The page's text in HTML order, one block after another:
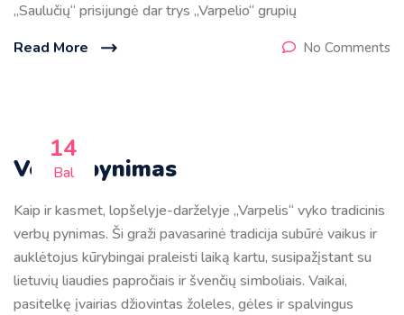
„Saulučių“ prisijungė dar trys „Varpelio“ grupių
Read More
No Comments
14
Bal
Verbų pynimas
Kaip ir kasmet, lopšelyje-darželyje „Varpelis“ vyko tradicinis
verbų pynimas. Ši graži pavasarinė tradicija subūrė vaikus ir
auklėtojus kūrybingai praleisti laiką kartu, susipažįstant su
lietuvių liaudies papročiais ir švenčių simboliais. Vaikai,
pasitelkę įvairias džiovintas žoleles, gėles ir spalvingus